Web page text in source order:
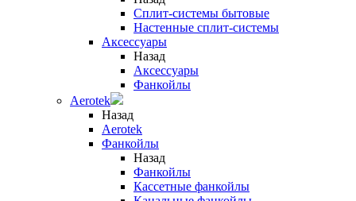
Сплит-системы бытовые
Настенные сплит-системы
Аксессуары
Назад
Аксессуары
Фанкойлы
Aerotek
Назад
Aerotek
Фанкойлы
Назад
Фанкойлы
Кассетные фанкойлы